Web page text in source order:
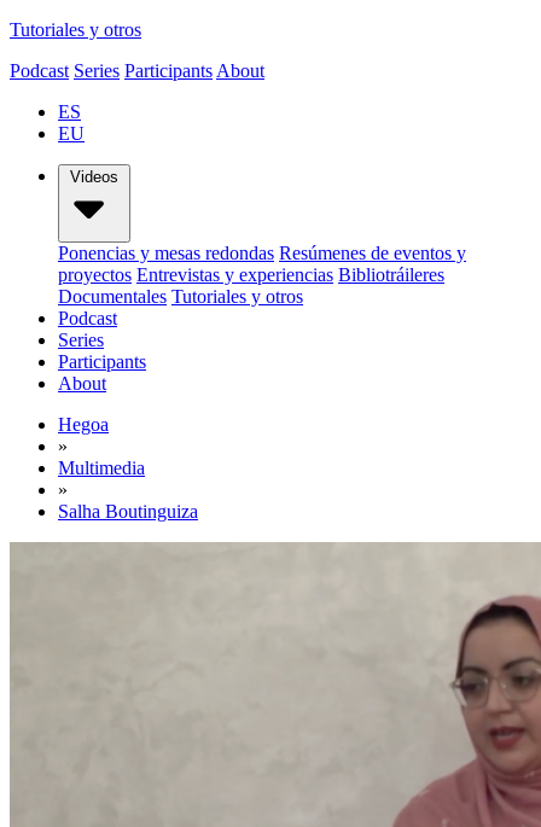
Tutoriales y otros
Podcast Series Participants About
ES
EU
Videos
Ponencias y mesas redondas Resúmenes de eventos y
proyectos Entrevistas y experiencias Bibliotráileres
Documentales Tutoriales y otros
Podcast
Series
Participants
About
Hegoa
»
Multimedia
»
Salha Boutinguiza